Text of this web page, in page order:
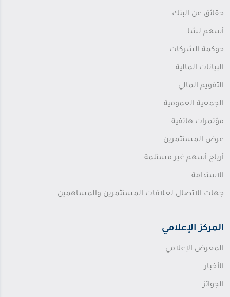
حقائق عن البنك
أسهم لشا
حوكمة الشركات
البيانات المالية
التقويم المالي
الجمعية العمومية
مؤتمرات هاتفية
عرض المستثمرين
أرباح أسهم غير مستلمة
الاستدامة
جهات الاتصال لعلاقات المستثمرين والمساهمين
المركز الإعلامي
المعرض الإعلامي
الأخبار
الجوائز